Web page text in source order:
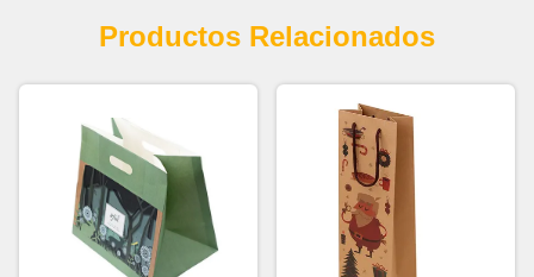
Productos Relacionados